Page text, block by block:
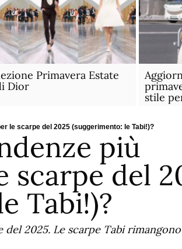
Primavera Estate
Dior
stile
le scarpe del 2025 (suggerimento: le Tabi!)?
più
scarpe del
Tabi!)?
2025. Le scarpe Tabi